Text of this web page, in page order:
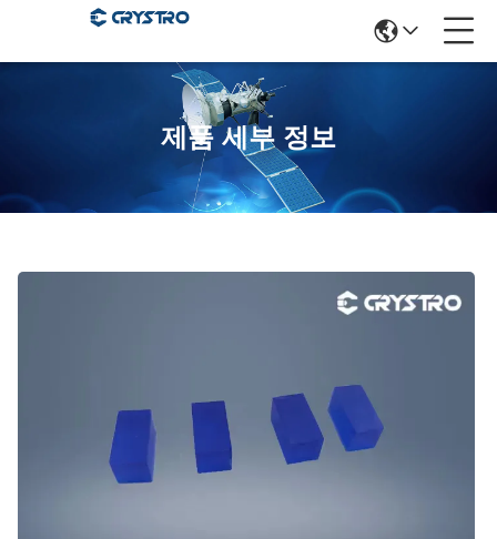
제품 세부 정보